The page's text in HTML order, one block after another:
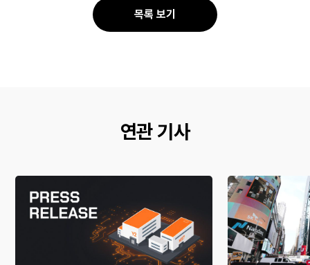
공
목록 보기
연관 기사